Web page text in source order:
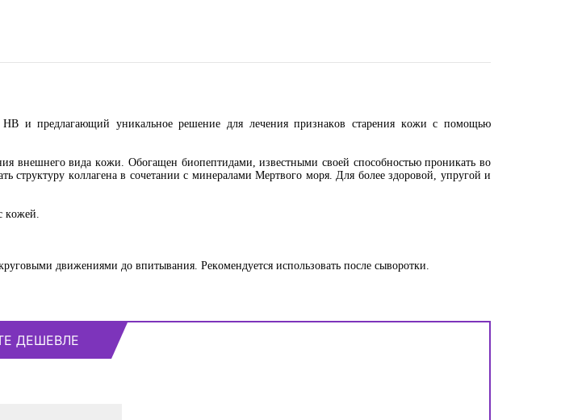
и предлагающий уникальное решение для лечения признаков старения кожи с помощью
внешнего вида кожи. Обогащен биопептидами, известными своей способностью проникать во
структуру коллагена в сочетании с минералами Мертвого моря. Для более здоровой, упругой и
кожей.
движениями до впитывания. Рекомендуется использовать после сыворотки.
ДЕШЕВЛЕ